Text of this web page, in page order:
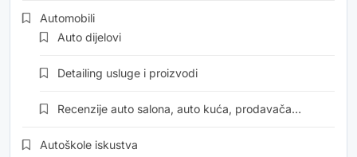
Automobili
Auto dijelovi
Detailing usluge i proizvodi
Recenzije auto salona, auto kuća, prodavača…
Autoškole iskustva